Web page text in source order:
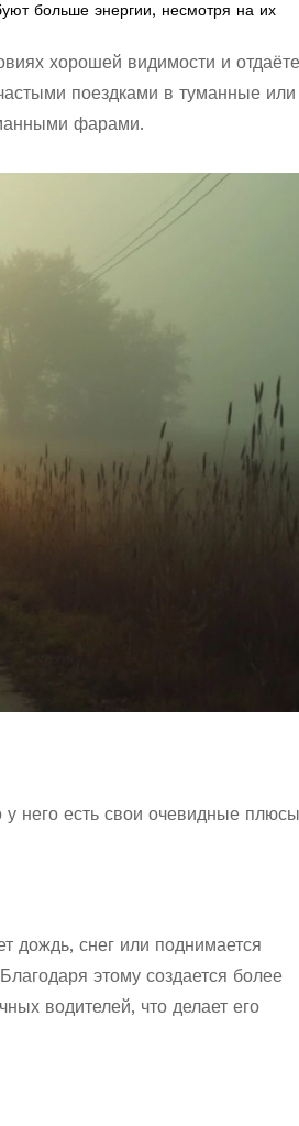
больше энергии, несмотря на их
хорошей видимости и отдаёте
поездками в туманные или
фарами.
него есть свои очевидные
дождь, снег или поднимается
этому создается более
водителей, что делает его